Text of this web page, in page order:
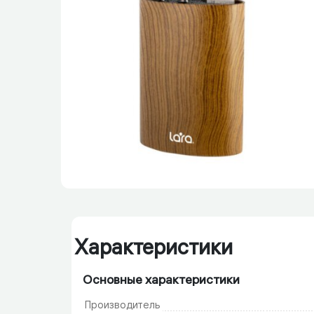
Характеристики
Основные характеристики
Производитель